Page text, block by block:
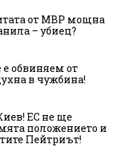
от МВР мощна
– убиец?
обвиняем от
в чужбина!
ЕС не ще
положението и
Пейтриът!